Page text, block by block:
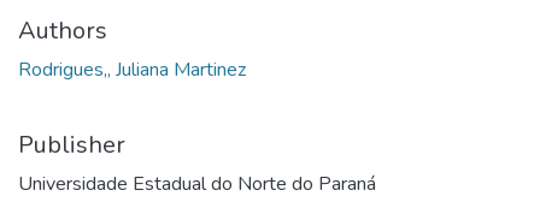
Authors
Rodrigues,, Juliana Martinez
Publisher
Universidade Estadual do Norte do Paraná